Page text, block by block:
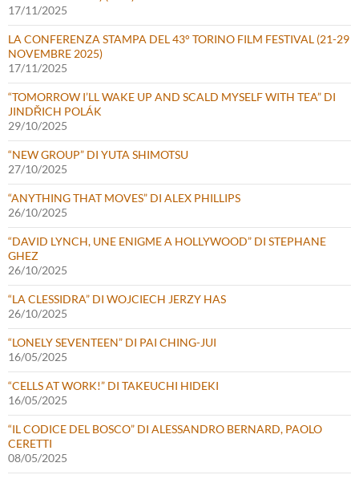
17/11/2025
LA CONFERENZA STAMPA DEL 43° TORINO FILM FESTIVAL (21-29
NOVEMBRE 2025)
17/11/2025
“TOMORROW I’LL WAKE UP AND SCALD MYSELF WITH TEA” DI
JINDŘICH POLÁK
29/10/2025
“NEW GROUP” DI YUTA SHIMOTSU
27/10/2025
“ANYTHING THAT MOVES” DI ALEX PHILLIPS
26/10/2025
“DAVID LYNCH, UNE ENIGME A HOLLYWOOD” DI STEPHANE
GHEZ
26/10/2025
“LA CLESSIDRA” DI WOJCIECH JERZY HAS
26/10/2025
“LONELY SEVENTEEN” DI PAI CHING-JUI
16/05/2025
“CELLS AT WORK!” DI TAKEUCHI HIDEKI
16/05/2025
“IL CODICE DEL BOSCO” DI ALESSANDRO BERNARD, PAOLO
CERETTI
08/05/2025